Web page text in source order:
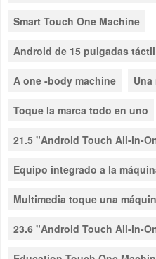
Smart Touch One Machine
Android de 15 pulgadas
A one -body machine
Toque la marca todo en uno
21.5 "Android Touch All-in-
Equipo integrado a la
Multimedia toque una
23.6 "Android Touch All-in-